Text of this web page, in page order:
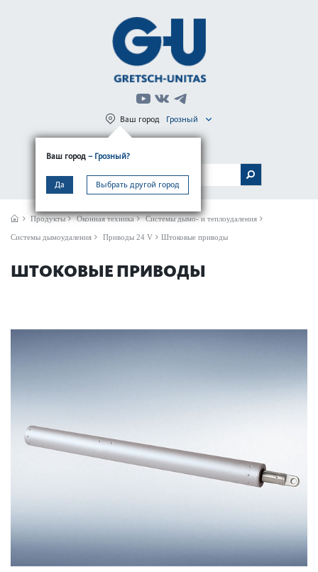
Ваш город – Грозный?
Да Выбрать другой город
Ваш город Грозный
МЕНЮ
Продукты Оконная техника Системы дымо- и теплоудаления
Системы дымоудаления Приводы 24 V Штоковые приводы
ШТОКОВЫЕ ПРИВОДЫ